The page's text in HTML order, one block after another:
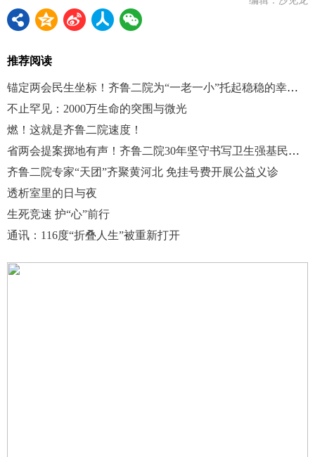
推荐阅读
锚定两会民生坐标！齐鲁二院为“一老一小”托起稳稳的幸福！
不止罕见：2000万生命的突围与微光
燃！这就是齐鲁二院速度！
省两会提案掷地有声！齐鲁二院30年坚守书写卫生强基民生答卷
齐鲁二院专家“天团”齐聚黄河北 免挂号费开展公益义诊
透析室里的日与夜
生死竞速 护“心”前行
通讯：116度“折叠人生”被重新打开